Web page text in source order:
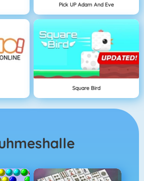
Pick UP Adam And Eve
Square Bird